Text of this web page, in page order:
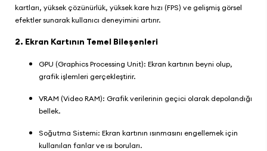
kartları, yüksek çözünürlük, yüksek kare hızı (FPS) ve gelişmiş görsel
efektler sunarak kullanıcı deneyimini artırır.
2. Ekran Kartının Temel Bileşenleri
GPU (Graphics Processing Unit): Ekran kartının beyni olup,
grafik işlemleri gerçekleştirir.
VRAM (Video RAM): Grafik verilerinin geçici olarak depolandığı
bellek.
Soğutma Sistemi: Ekran kartının ısınmasını engellemek için
kullanılan fanlar ve ısı boruları.